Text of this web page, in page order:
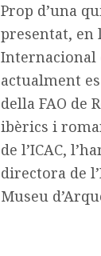
Prop d’una
presentat, en
Internacional
actualment
della FAO de
ibèrics i
de l’ICAC,
directora de
Museu